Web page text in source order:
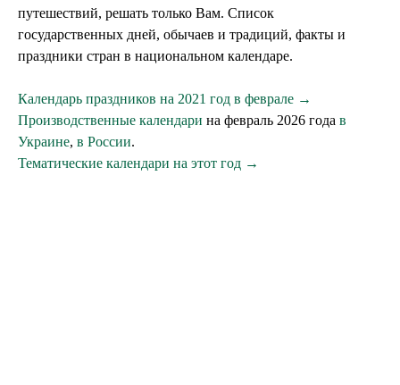
путешествий, решать только Вам. Список
государственных дней, обычаев и традиций, факты и
праздники стран в национальном календаре.
Календарь праздников на 2021 год в феврале →
Производственные календари на февраль 2026 года в
Украине, в России.
Тематические календари на этот год →